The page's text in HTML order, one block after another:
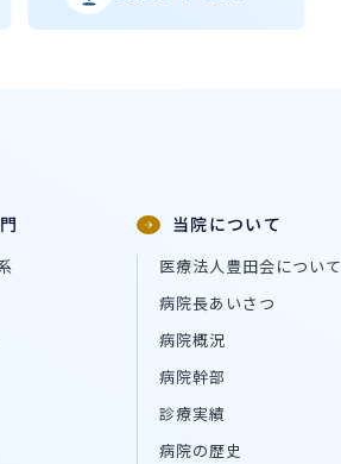
当院について
医療法人豊田会について
病院長あいさつ
病院概況
病院幹部
診療実績
病院の歴史